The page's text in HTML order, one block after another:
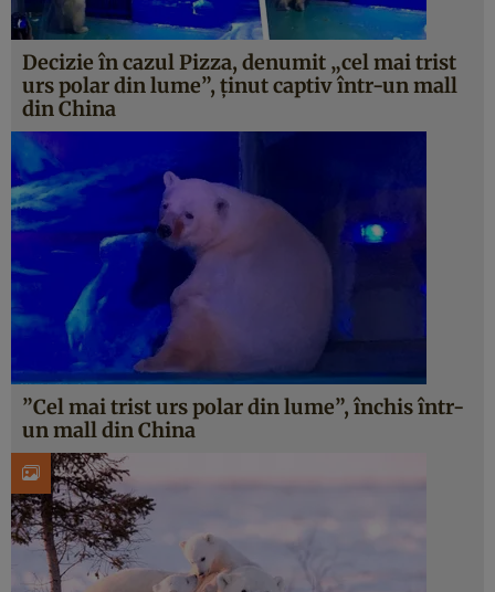
Decizie în cazul Pizza, denumit „cel mai trist
urs polar din lume”, ţinut captiv într-un mall
din China
”Cel mai trist urs polar din lume”, închis într-
un mall din China